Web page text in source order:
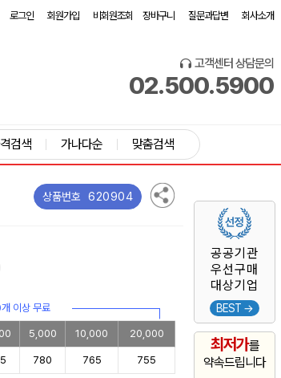
로그인 회원가입 비회원조회 장바구니 질문과답변 회사소개
고객센터 상담문의
02.500.5900
공공기관
우선구매
대상기업
BEST →
최저가를
약속드립니다
검색 가나다순 맞춤검색
상품번호 620904
이상 무료
5,000 10,000 20,000
780 765 755